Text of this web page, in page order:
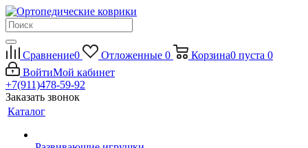
Сравнение0 Отложенные 0 Корзина0 пуста 0
ВойтиМой кабинет
+7(911)478-59-92
Заказать звонок
Каталог